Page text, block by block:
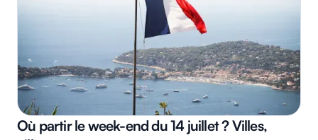
Où partir le week-end du 14 juillet ? Villes,